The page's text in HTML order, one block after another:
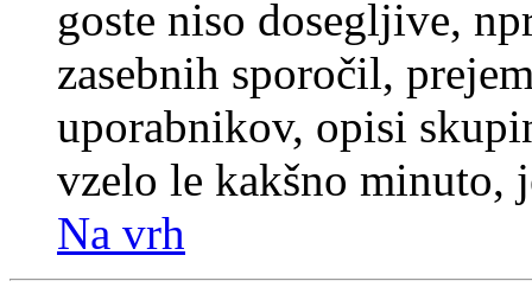
goste niso dosegljive,
zasebnih sporočil,
uporabnikov, opisi
vzelo le kakšno minuto,
Na vrh